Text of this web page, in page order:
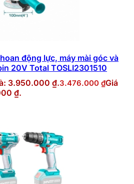
động lực, máy mài góc và
20V Total TOSLI2301510
3.950.000 ₫.3.476.000 ₫Giá
₫.